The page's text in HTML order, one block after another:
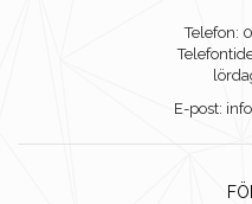
Telefon:
E-post: